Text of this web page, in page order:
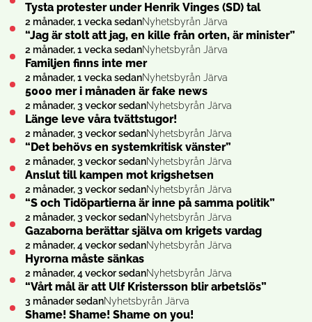
Tysta protester under Henrik Vinges (SD) tal
2 månader, 1 vecka sedanNyhetsbyrån Järva
“Jag är stolt att jag, en kille från orten, är minister”
2 månader, 1 vecka sedanNyhetsbyrån Järva
Familjen finns inte mer
2 månader, 1 vecka sedanNyhetsbyrån Järva
5000 mer i månaden är fake news
2 månader, 3 veckor sedanNyhetsbyrån Järva
Länge leve våra tvättstugor!
2 månader, 3 veckor sedanNyhetsbyrån Järva
“Det behövs en systemkritisk vänster”
2 månader, 3 veckor sedanNyhetsbyrån Järva
Anslut till kampen mot krigshetsen
2 månader, 3 veckor sedanNyhetsbyrån Järva
“S och Tidöpartierna är inne på samma politik”
2 månader, 3 veckor sedanNyhetsbyrån Järva
Gazaborna berättar själva om krigets vardag
2 månader, 4 veckor sedanNyhetsbyrån Järva
Hyrorna måste sänkas
2 månader, 4 veckor sedanNyhetsbyrån Järva
“Vårt mål är att Ulf Kristersson blir arbetslös”
3 månader sedanNyhetsbyrån Järva
Shame! Shame! Shame on you!